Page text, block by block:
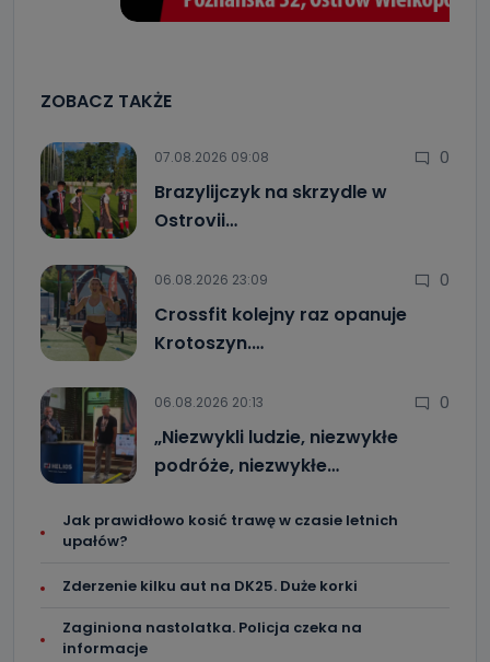
ZOBACZ TAKŻE
07.08.2026 09:08 0
Brazylijczyk na skrzydle w
Ostrovii…
06.08.2026 23:09 0
Crossfit kolejny raz opanuje
Krotoszyn.…
06.08.2026 20:13 0
„Niezwykli ludzie, niezwykłe
podróże, niezwykłe…
Jak prawidłowo kosić trawę w czasie letnich
upałów?
Zderzenie kilku aut na DK25. Duże korki
Zaginiona nastolatka. Policja czeka na
informacje